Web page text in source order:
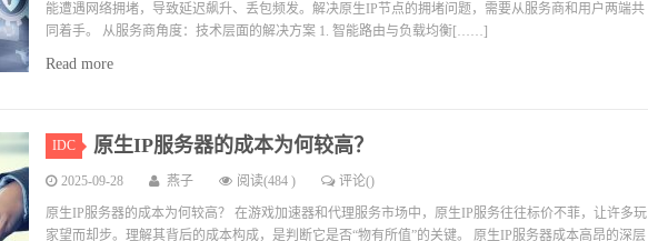
能遭遇网络拥堵，导致延迟飙升、丢包频发。解决原生IP节点的拥堵问题，需要从服务商和用户两端共
同着手。 从服务商角度：技术层面的解决方案 1. 智能路由与负载均衡[……]
Read more
IDC 原生IP服务器的成本为何较高？
2025-09-28 燕子 阅读(484 ) 评论()
原生IP服务器的成本为何较高？ 在游戏加速器和代理服务市场中，原生IP服务往往标价不菲，让许多玩
家望而却步。理解其背后的成本构成，是判断它是否“物有所值”的关键。 原生IP服务器成本高昂的深层